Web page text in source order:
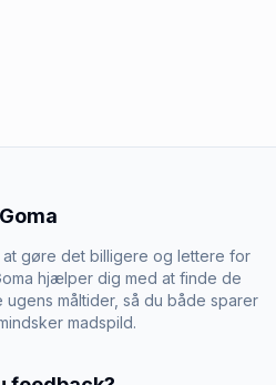
Goma
at gøre det billigere og lettere for
hjælper dig med at finde de
måltider, så du både sparer
madspild.